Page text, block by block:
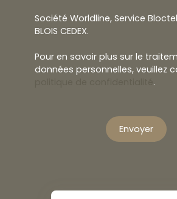
Société Worldline, Service Bloctel,
BLOIS CEDEX.
Pour en savoir plus sur le
données personnelles, veuillez
.
Envoyer